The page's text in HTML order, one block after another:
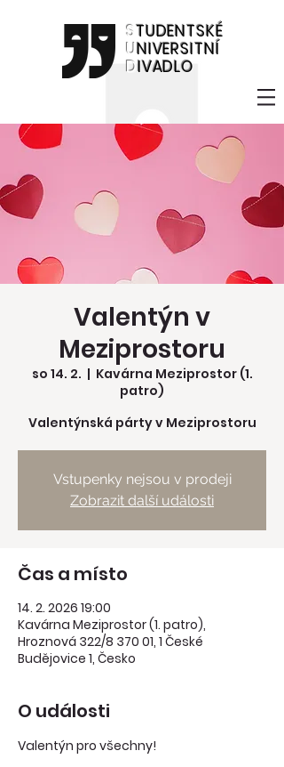
STUDENTSKÉ
UNIVERSITNÍ
DIVADLO
Valentýn v
Meziprostoru
so 14. 2.
  |
Kavárna Meziprostor (1.
patro)
Valentýnská párty v Meziprostoru
Vstupenky nejsou v prodeji
Zobrazit další události
Čas a místo
14. 2. 2026 19:00
Kavárna Meziprostor (1. patro),
Hroznová 322/8 370 01, 1 České
Budějovice 1, Česko
O události
Valentýn pro všechny!